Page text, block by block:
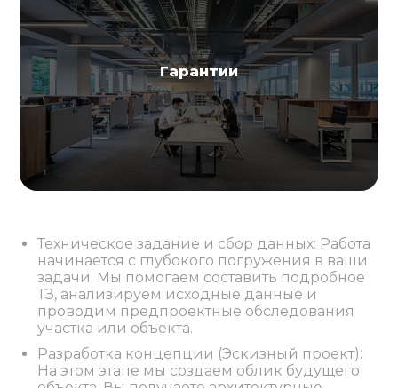
Гарантии
Техническое задание и сбор данных: Работа
начинается с глубокого погружения в ваши
задачи. Мы помогаем составить подробное
ТЗ, анализируем исходные данные и
проводим предпроектные обследования
участка или объекта.
Разработка концепции (Эскизный проект):
На этом этапе мы создаем облик будущего